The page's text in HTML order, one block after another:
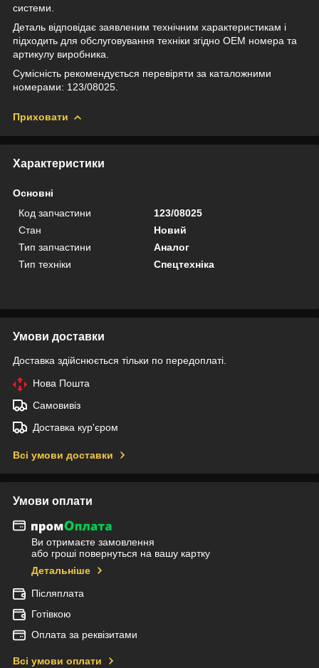
системи.
Деталь відповідає заявленим технічним характеристикам і
підходить для обслуговування техніки згідно OEM номера та
артикулу виробника.
Сумісність рекомендується перевіряти за каталожними
номерами: 123/08025.
Приховати
Характеристики
Основні
Код запчастини
123/08025
Стан
Новий
Тип запчастини
Аналог
Тип техніки
Спецтехніка
Умови доставки
Доставка здійснюється тільки по передоплаті.
Нова Пошта
Самовивіз
Доставка кур'єром
Всі умови доставки
Умови оплати
Ви отримаєте замовлення
або гроші повернуться на вашу картку
Детальніше
Післяплата
Готівкою
Оплата за реквізитами
Всі умови оплати